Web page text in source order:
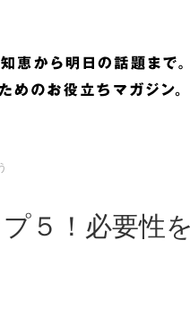
典 おすすめ
５！必要性